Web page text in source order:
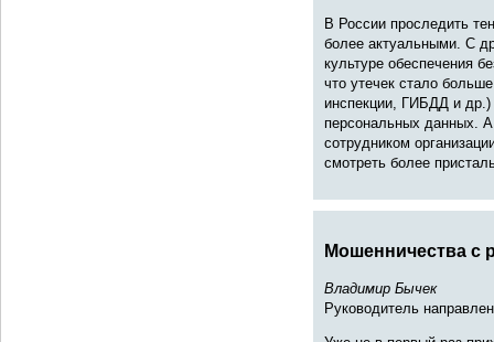
В России проследить
более актуальными. С
культуре обеспечения
что утечек стало
инспекции, ГИБДД и др.)
персональных данных.
сотрудником
смотреть более
Мошенничества с
Владимир Бычек
Руководитель